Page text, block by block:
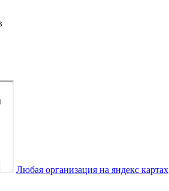
Любая организация на яндекс картах